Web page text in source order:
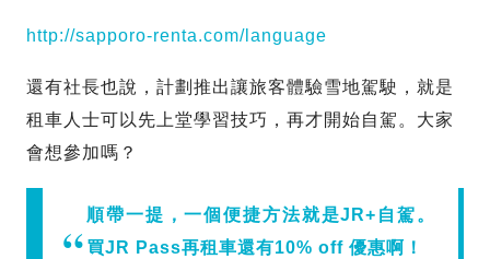
http://sapporo-renta.com/language
還有社長也說，計劃推出讓旅客體驗雪地駕駛，就是
租車人士可以先上堂學習技巧，再才開始自駕。大家
會想參加嗎？
順帶一提，一個便捷方法就是JR+自駕。
買JR Pass再租車還有10% off 優惠啊！